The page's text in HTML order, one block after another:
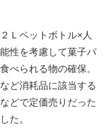
Ｌペットボトル×人
性を考慮して菓子パ
べられる物の確保。
ど消耗品に該当する
どで定価売りだった
た。